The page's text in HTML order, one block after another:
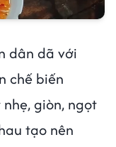
dân dã với
chế biến
giòn, ngọt
tạo nên